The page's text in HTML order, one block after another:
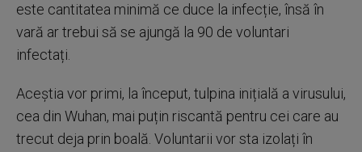
este cantitatea minimă ce duce la infecție, însă în
vară ar trebui să se ajungă la 90 de voluntari
infectați.
Aceștia vor primi, la început, tulpina inițială a virusului,
cea din Wuhan, mai puțin riscantă pentru cei care au
trecut deja prin boală. Voluntarii vor sta izolați în